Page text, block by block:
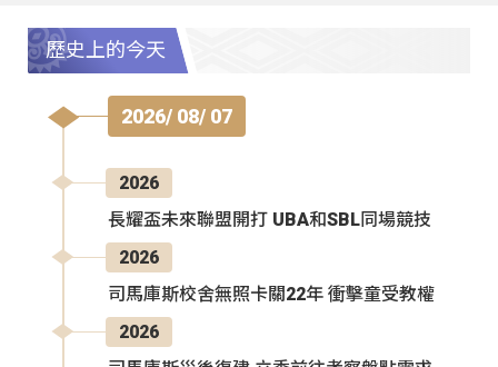
歷史上的今天
2026/ 08/ 07
2026
長耀盃未來聯盟開打 UBA和SBL同場競技
2026
司馬庫斯校舍無照卡關22年 衝擊童受教權
2026